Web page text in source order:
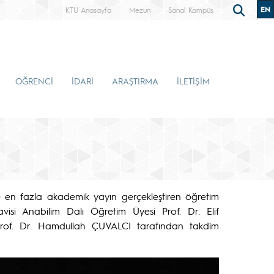
KTÜ Anasayfa Mezun Sanal Kampüs EN
ÖĞRENCİ İDARİ ARAŞTIRMA İLETİŞİM
en fazla akademik yayın gerçekleştiren öğretim
Anabilim Dalı Öğretim Üyesi Prof. Dr. Elif
Dr. Hamdullah ÇUVALCI tarafından takdim